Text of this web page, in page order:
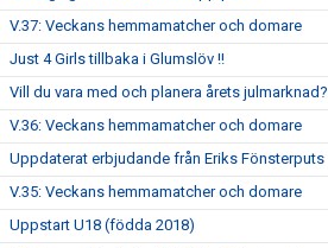
V.37: Veckans hemmamatcher och domare
Just 4 Girls tillbaka i Glumslöv !!
Vill du vara med och planera årets julmarknad?
V.36: Veckans hemmamatcher och domare
Uppdaterat erbjudande från Eriks Fönsterputs
V.35: Veckans hemmamatcher och domare
Uppstart U18 (födda 2018)